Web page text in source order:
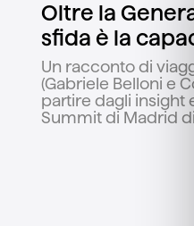
Oltre la
sfida è la
Un racconto di
(Gabriele Belloni e
partire dagli insight
Summit di Madrid di